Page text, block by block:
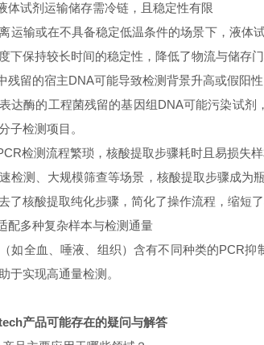
体试剂运输储存需冷链，且稳定性有限
运输或在不具备稳定低温条件的场景下，液体
下保持较长时间的稳定性，降低了物流与储存门
残留的宿主DNA可能导致检测背景升高或假阳性
达酶的工程菌残留的基因组DNA可能污染试
子检测项目。
检测流程繁琐，核酸提取步骤耗时且易损失
检测、大规模筛查等场景，核酸提取步骤成为
了核酸提取纯化步骤，简化了操作流程，缩短了
配多种复杂样本与检测通量
如全血、唾液、组织）含有不同种类的PCR
于实现高通量检测。
产品可能存在的疑问与解答